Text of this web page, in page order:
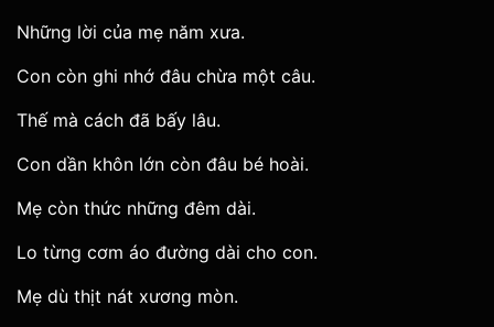
Những lời của mẹ năm xưa.
Con còn ghi nhớ đâu chừa một câu.
Thế mà cách đã bấy lâu.
Con dần khôn lớn còn đâu bé hoài.
Mẹ còn thức những đêm dài.
Lo từng cơm áo đường dài cho con.
Mẹ dù thịt nát xương mòn.